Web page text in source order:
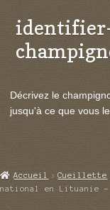
Aller
à
la
Aller
au
contenu
Actualités
Echanges et contacts
Décrivez le
jusqu'à ce que vous
Accueil Cueillette
national en Lituanie